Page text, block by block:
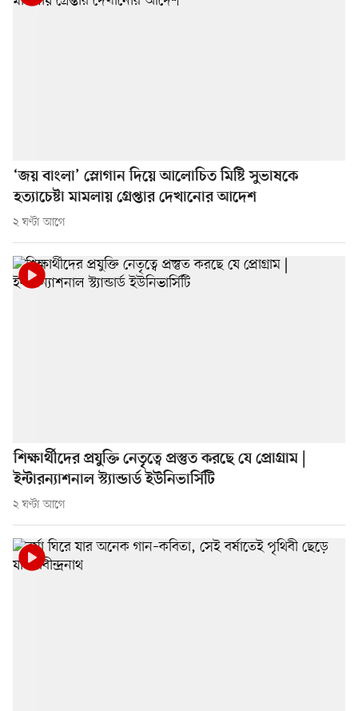
‘জয় বাংলা’ স্লোগান দিয়ে আলোচিত মিষ্টি সুভাষকে
হত্যাচেষ্টা মামলায় গ্রেপ্তার দেখানোর আদেশ
২ ঘণ্টা আগে
শিক্ষার্থীদের প্রযুক্তি নেতৃত্বে প্রস্তুত করছে যে প্রোগ্রাম |
ইন্টারন্যাশনাল স্ট্যান্ডার্ড ইউনিভার্সিটি
২ ঘণ্টা আগে